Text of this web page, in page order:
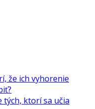
že ich vyhorenie
tých, ktorí sa učia